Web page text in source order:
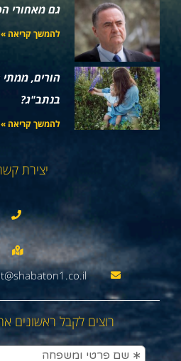
גם מאחורי
להמשך קריאה »
הורים,
בנתב"ג?
להמשך קריאה »
יצירת
רוצים לקבל ראשונים